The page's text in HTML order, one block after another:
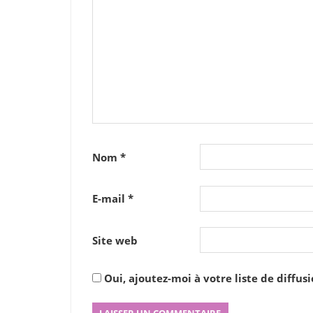
Nom *
E-mail *
Site web
Oui, ajoutez-moi à votre liste de